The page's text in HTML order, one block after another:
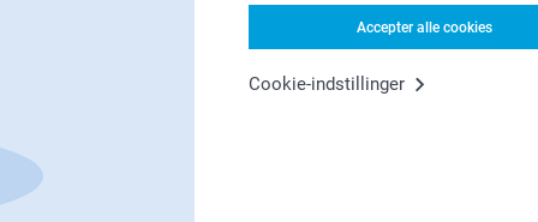
Accepter alle cookies
Cookie-indstillinger
Leder du efter inspiration?